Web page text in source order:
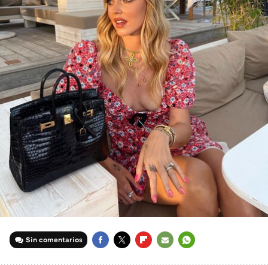
Sin comentarios